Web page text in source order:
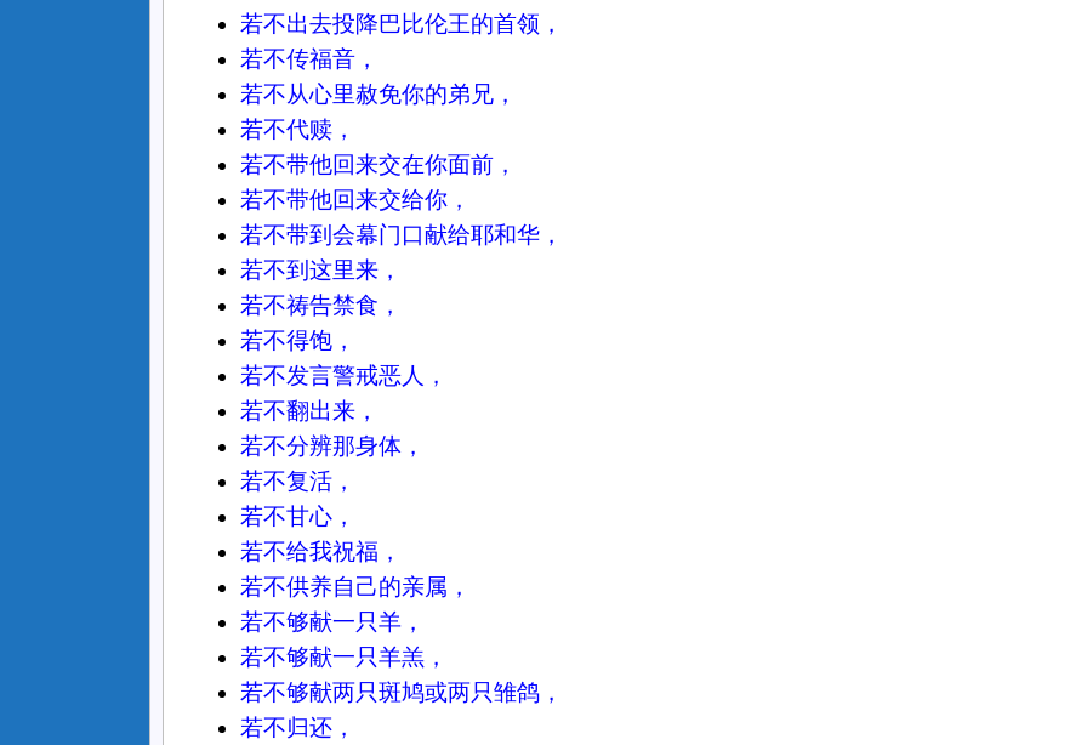
若不出去投降巴比伦王的首领，
若不传福音，
若不从心里赦免你的弟兄，
若不代赎，
若不带他回来交在你面前，
若不带他回来交给你，
若不带到会幕门口献给耶和华，
若不到这里来，
若不祷告禁食，
若不得饱，
若不发言警戒恶人，
若不翻出来，
若不分辨那身体，
若不复活，
若不甘心，
若不给我祝福，
若不供养自己的亲属，
若不够献一只羊，
若不够献一只羊羔，
若不够献两只斑鸠或两只雏鸽，
若不归还，